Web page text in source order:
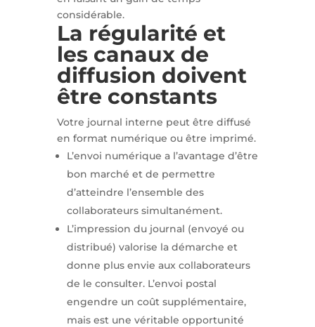
considérable.
La régularité et
les canaux de
diffusion doivent
être constants
Votre journal interne peut être diffusé
en format numérique ou être imprimé.
L’envoi numérique a l’avantage d’être
bon marché et de permettre
d’atteindre l’ensemble des
collaborateurs simultanément.
L’impression du journal (envoyé ou
distribué) valorise la démarche et
donne plus envie aux collaborateurs
de le consulter. L’envoi postal
engendre un coût supplémentaire,
mais est une véritable opportunité